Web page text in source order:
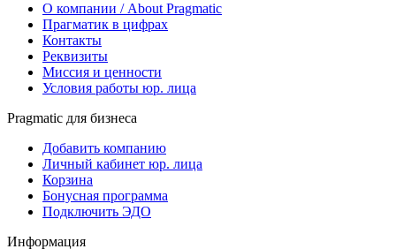
О компании / About Pragmatic
Прагматик в цифрах
Контакты
Реквизиты
Миссия и ценности
Условия работы юр. лица
Pragmatic для бизнеса
Добавить компанию
Личный кабинет юр. лица
Корзина
Бонусная программа
Подключить ЭДО
Информация